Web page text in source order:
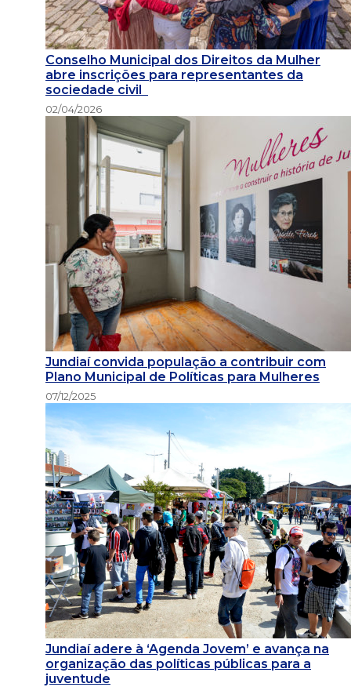
Conselho Municipal dos Direitos da Mulher
abre inscrições para representantes da
sociedade civil
02/04/2026
Jundiaí convida população a contribuir com
Plano Municipal de Políticas para Mulheres
07/12/2025
Jundiaí adere à ‘Agenda Jovem’ e avança na
organização das políticas públicas para a
juventude